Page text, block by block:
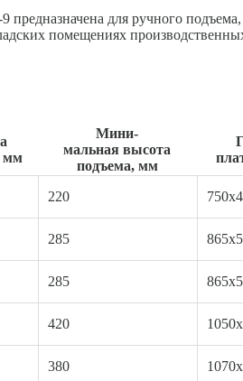
для ручного
помещениях
мм
Мини-
мальная высота
подъема, мм
220
285
285
420
380